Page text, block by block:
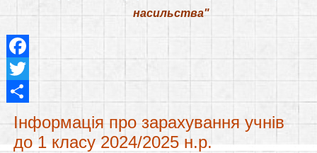
насильства"
Facebook
Twitter
Інформація про зарахування учнів
до 1 класу 2024/2025 н.р.